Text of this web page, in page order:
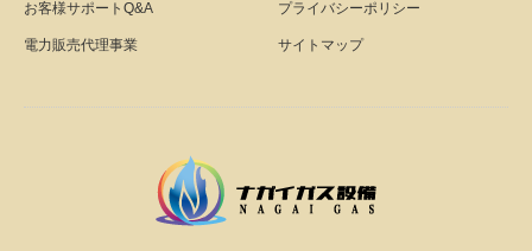
お客様サポートQ&A
電力販売代理事業
プライバシーポリシー
サイトマップ